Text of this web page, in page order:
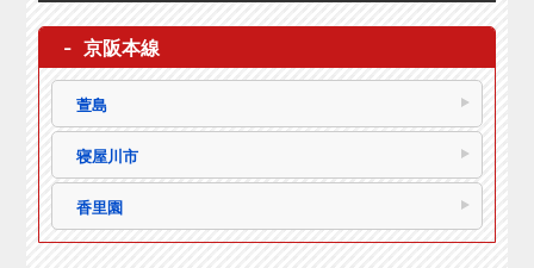
京阪本線
萱島
寝屋川市
香里園